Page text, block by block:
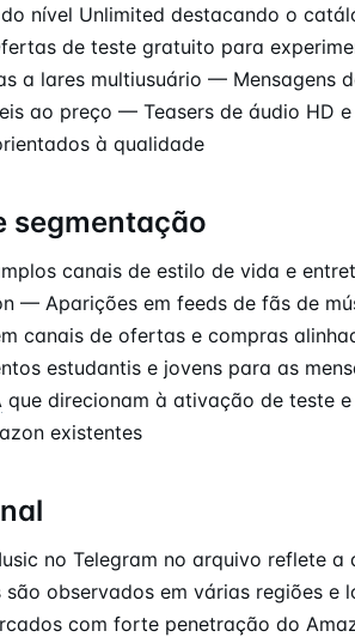
nível Unlimited destacando o
de teste gratuito para
a lares multiusuário — Mensagens
ao preço — Teasers de áudio HD
à qualidade
segmentação
canais de estilo de vida e
— Aparições em feeds de fãs de
canais de ofertas e compras
estudantis e jovens para as
que direcionam à ativação de teste
existentes
no Telegram no arquivo reflete a
observados em várias regiões e
com forte penetração do